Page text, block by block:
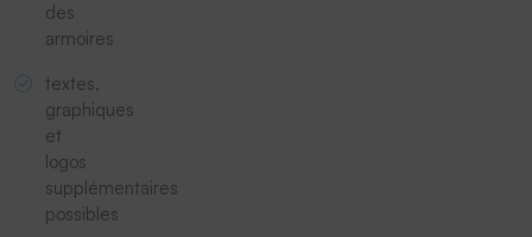
des
armoires
textes,
graphiques
et
logos
supplémentaires
possibles